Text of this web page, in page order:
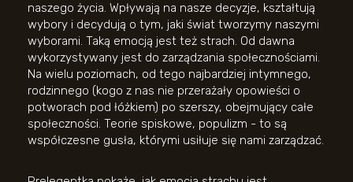
naszego życia. Wpływają na nasze decyzje, kształtują
wybory i decydują o tym, jaki świat tworzymy naszymi
wyborami. Taką emocją jest też strach. Od dawna
wykorzystywany jest do zarządzania społecznościami.
Na wielu poziomach, od tego najbardziej intymnego,
rodzinnego (kogo z nas nie przerażały opowieści o
potworach pod łóżkiem) po szerszy, obejmujący całe
społeczności. Teorie spiskowe, populizm - to są
współczesne gusła, którymi usiłuje się nami zarządzać.